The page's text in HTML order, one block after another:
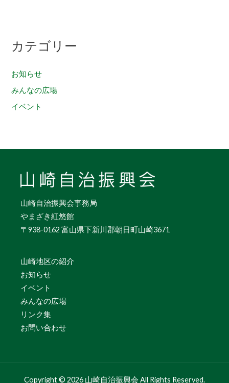
カテゴリー
お知らせ
みんなの広場
イベント
山崎自治振興会事務局
やまざき紅悠館
〒938-0162 富山県下新川郡朝日町山崎3671
山崎地区の紹介
お知らせ
イベント
みんなの広場
リンク集
お問い合わせ
Copyright © 2026 山崎自治振興会 All Rights Reserved.